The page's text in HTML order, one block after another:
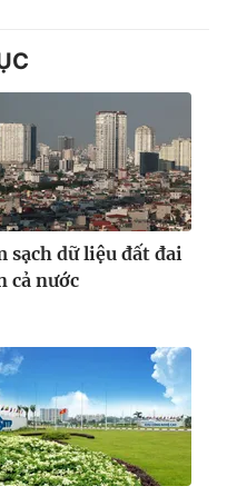
sạch dữ liệu đất đai
cả nước